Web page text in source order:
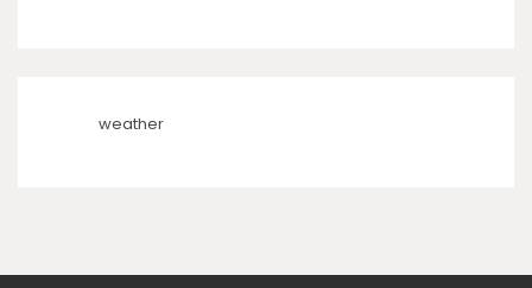
weather